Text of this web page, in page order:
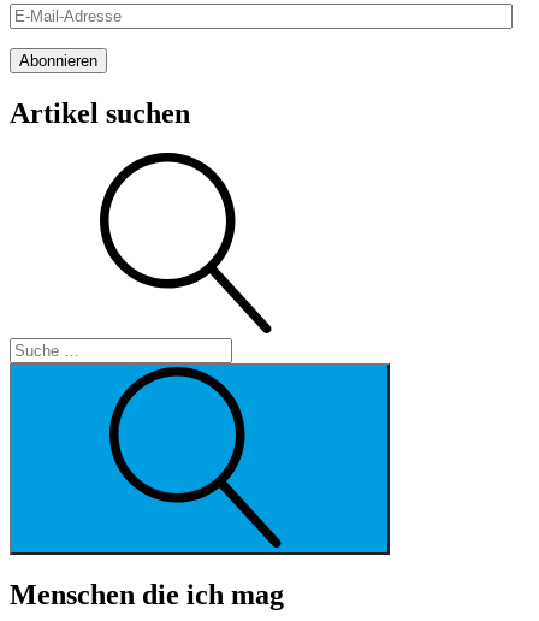
E-
Mail-
Adresse
Abonnieren
Artikel suchen
Menschen die ich mag